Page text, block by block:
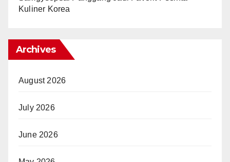
Kuliner Korea
Archives
August 2026
July 2026
June 2026